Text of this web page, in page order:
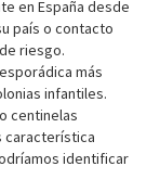
en España desde
país o contacto
riesgo.
más
infantiles.
centinelas
característica
identificar